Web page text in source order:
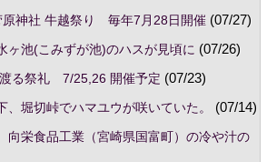
原神社 牛越祭り 毎年7月28日開催(07/27)
ヶ池(こみずが池)のハスが見頃に (07/26)
る祭礼 7/25,26 開催予定 (07/23)
堀切峠でハマユウが咲いていた。
(07/14)
栄食品工業（宮崎県国富町）の冷や汁の